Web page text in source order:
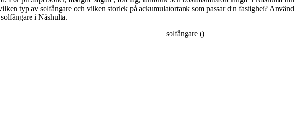
typ av solfångare och vilken storlek på ackumulatortank som passar din fastighet?
i Näshulta.